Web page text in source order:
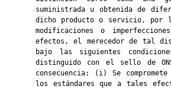
suministrada u obtenida de
dicho producto o servicio, por
modificaciones o
efectos, el merecedor de tal
bajo las siguientes
distinguido con el sello de
consecuencia: (i) Se
los estándares que a tales